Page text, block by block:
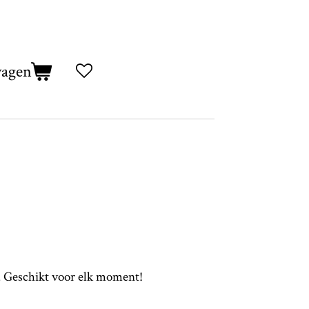
voor elk moment!